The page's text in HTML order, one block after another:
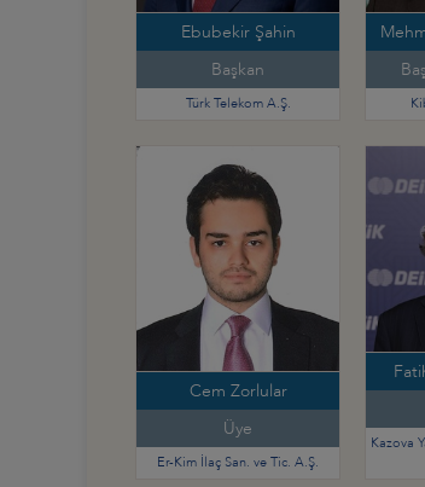
Ebubekir Şahin
Başkan
Türk Telekom A.Ş.
Cem Zorlular
Üye
Er-Kim İlaç San. ve Tic. A.Ş.
Kazova